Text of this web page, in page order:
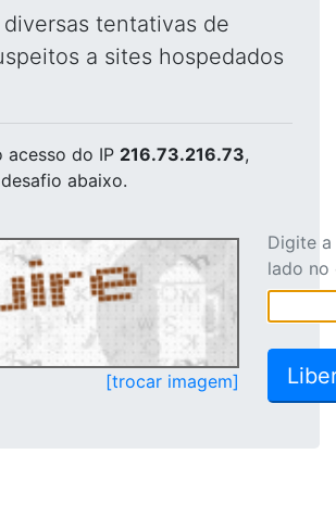
tentativas de
a sites hospedados
acesso do IP 216.73.216.73,
abaixo.
[trocar imagem]
Digite
lado no